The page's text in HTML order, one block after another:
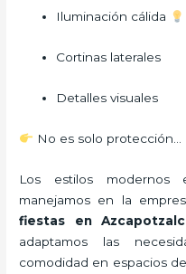
Iluminación cálida
Cortinas laterales
Detalles visuales
No es solo protección…
Los estilos modernos
manejamos en la
fiestas
en
adaptamos las
comodidad en espacios